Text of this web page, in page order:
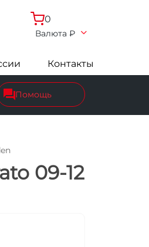
0
Валюта ₽
Контакты
Помощь
09-12